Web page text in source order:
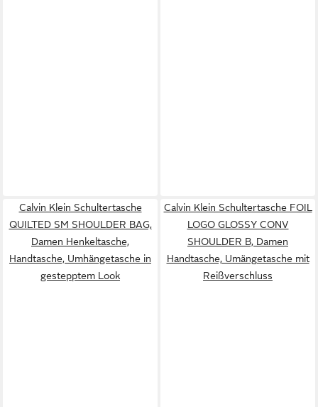
Calvin Klein Schultertasche
QUILTED SM SHOULDER BAG,
Damen Henkeltasche,
Handtasche, Umhängetasche in
gestepptem Look
Calvin Klein Schultertasche FOIL
LOGO GLOSSY CONV
SHOULDER B, Damen
Handtasche, Umängetasche mit
Reißverschluss